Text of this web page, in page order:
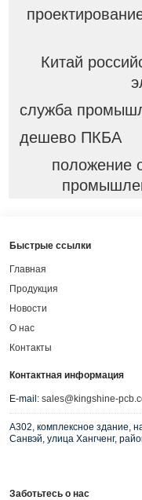
Китай
служба
дешево ПКБА
положение
Быстрые ссылки
Главная
Продукция
Новости
О нас
Контакты
Контактная информация
E-mail: sales@kingshine-
A302, комплексное здание,
Санвэй, улица Хангченг,
Заботьтесь о нас